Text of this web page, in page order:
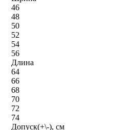
46
48
50
52
54
56
Длина
64
66
68
70
72
74
Допуск(+\-), см